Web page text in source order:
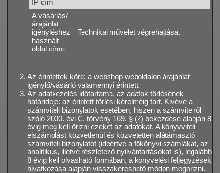
IP cím
A vásárlás/
árajánlat
igényléshez
használt
oldal címe
Technikai művelet végrehajtása.
Az érintettek köre: a webshop weboldalon árajánlat
igénylő/vásárló valamennyi érintett.
Az adatkezelés időtartama, az adatok törlésének
határideje: az érintett törlési kérelméig tart. Kivéve a
számviteli bizonylatok esetében, hiszen a számvitelről
szóló 2000. évi C. törvény 169. § (2) bekezdése alapján 8
évig meg kell őrizni ezeket az adatokat. A könyvviteli
elszámolást közvetlenül és közvetetten alátámasztó
számviteli bizonylatot (ideértve a főkönyvi számlákat, az
analitikus, illetve részletező nyilvántartásokat is), legalább
8 évig kell olvasható formában, a könyvelési feljegyzések
hivatkozása alapján visszakereshető módon megorizni.